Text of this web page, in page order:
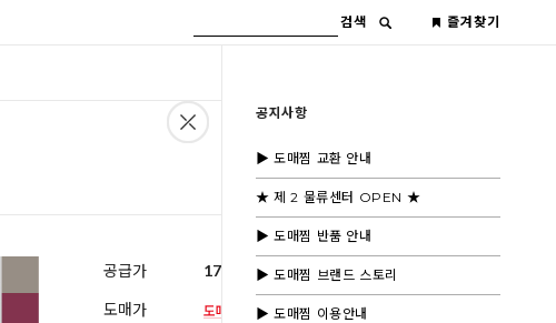
검색 즐겨찾기
공지사항
▶ 도매찜 교환 안내
★ 제 2 물류센터 OPEN ★
▶ 도매찜 반품 안내
▶ 도매찜 브랜드 스토리
▶ 도매찜 이용안내
공급가 17,000원 (부가세별도)
도매가